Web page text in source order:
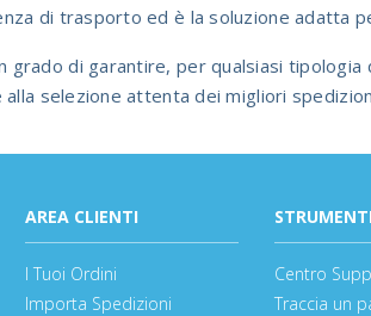
di trasporto ed è la soluzione adatta
grado di garantire, per qualsiasi
selezione attenta dei migliori
AREA CLIENTI
I Tuoi Ordini
Importa Spedizioni
STRUMENTI
Centro
Traccia un